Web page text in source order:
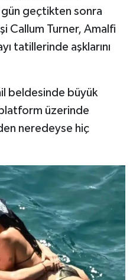
geçtikten sonra
Callum Turner, Amalfi
tatillerinde aşklarını
beldesinde büyük
üzerinde
neredeyse hiç